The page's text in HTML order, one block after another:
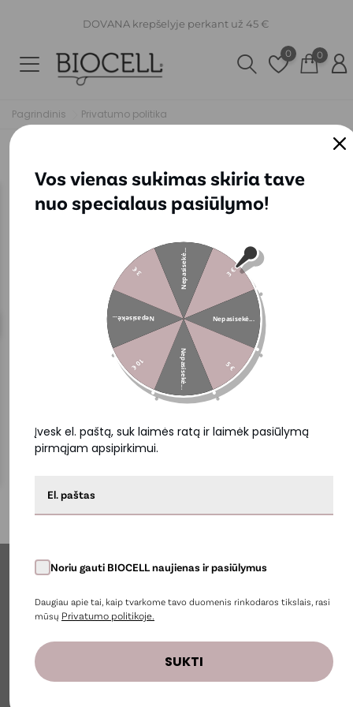
DOVANA krepšelyje perkant už 45 €
0 0
Pagrindinis Privatumo politika
Naujienlaiškio prenumerata
Informacija
Vos vienas sukimas skiria tave
nuo specialaus pasiūlymo!
3 €
Nepasisekė...
5 €
Nepasisekė...
10 €
Nepasisekė...
3 € Nepasisekė...
Įvesk el. paštą, suk laimės ratą ir laimėk pasiūlymą
pirmąjam apsipirkimui.
Noriu gauti BIOCELL naujienas ir pasiūlymus
Daugiau apie tai, kaip tvarkome tavo duomenis rinkodaros tikslais, rasi
mūsų Privatumo politikoje.
SUKTI